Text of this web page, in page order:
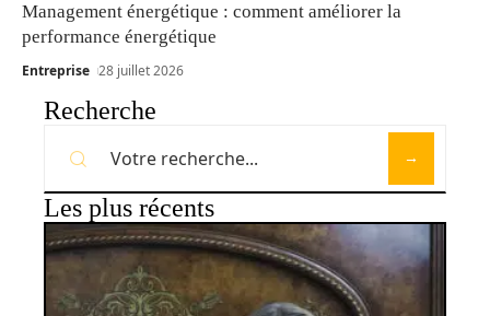
Management énergétique : comment améliorer la
performance énergétique
Entreprise 28 juillet 2026
Recherche
Les plus récents